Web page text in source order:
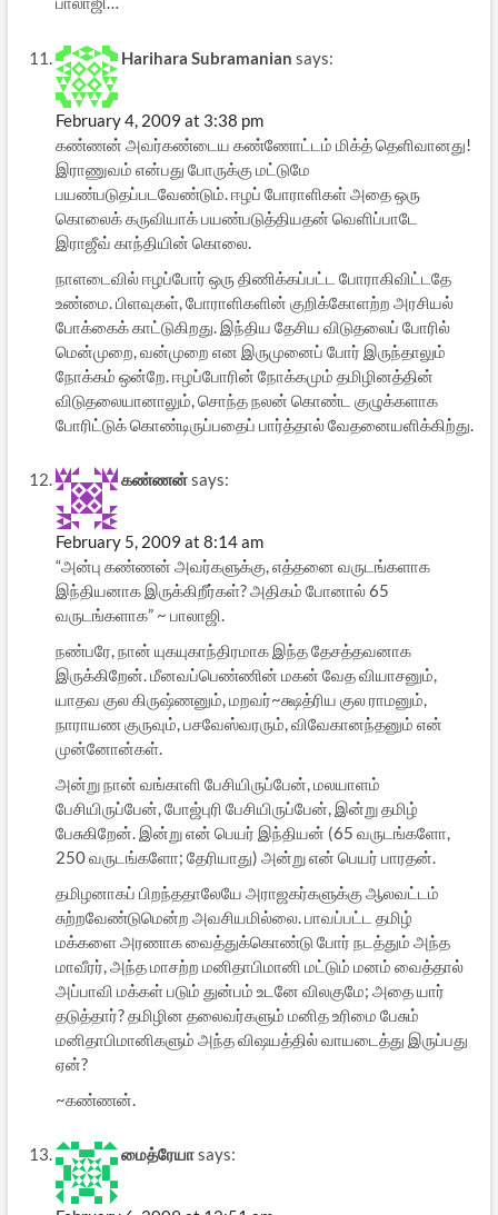
Harihara Subramanian says:
February 4, 2009 at 3:38 pm
கண்ணன் அவர்கண்டைய கண்ணோட்டம் மிக்த் தெளிவானது!
இராணுவம் என்பது போருக்கு மட்டுமே
பயண்படுதப்படவேண்டும். ஈழப் போராளிகள் அதை ஒரு
கொலைக் கருவியாக் பயண்படுத்தியதன் வெளிப்பாடே
இராஜீவ் காந்தியின் கொலை.
நாளடைவில் ஈழப்போர் ஒரு திணிக்கப்பட்ட போராகிவிட்டதே
உண்மை. பிளவுகள், போராளிகளின் குறிக்கோளற்ற அரசியல்
போக்கைக் காட்டுகிறது. இந்திய தேசிய விடுதலைப் போரில்
மென்முறை, வன்முறை என இருமுனைப் போர் இருந்தாலும்
நோக்கம் ஒன்றே. ஈழப்போரின் நோக்கமும் தமிழினத்தின்
விடுதலையானாலும், சொந்த நலன் கொண்ட குழுக்களாக
போரிட்டுக் கொண்டிருப்பதைப் பார்த்தால் வேதனையளிக்கிற்து.
கண்ணன்says:
February 5, 2009 at 8:14 am
“அன்பு கண்ணன் அவர்களுக்கு, எத்தனை வருடங்களாக
இந்தியனாக இருக்கிறீர்கள்? அதிகம் போனால் 65
வருடங்களாக” ~ பாலாஜி.
நண்பரே, நான் யுகயுகாந்திரமாக இந்த தேசத்தவனாக
இருக்கிறேன். மீனவப்பெண்ணின் மகன் வேத வியாசனும்,
யாதவ குல கிருஷ்ணனும், மறவர்~க்ஷத்ரிய குல ராமனும்,
நாராயண குருவும், பசவேஸ்வரரும், விவேகானந்தனும் என்
முன்னோன்கள்.
அன்று நான் வங்காளி பேசியிருப்பேன், மலயாளம்
பேசியிருப்பேன், போஜ்புரி பேசியிருப்பேன், இன்று தமிழ்
பேசுகிறேன். இன்று என் பெயர் இந்தியன் (65 வருடங்களோ,
250 வருடங்களோ; தேரியாது) அன்று என் பெயர் பாரதன்.
தமிழனாகப் பிறந்ததாலேயே அராஜகர்களுக்கு ஆலவட்டம்
சுற்றவேண்டுமென்ற அவசியமில்லை. பாவப்பட்ட தமிழ்
மக்களை அரணாக வைத்துக்கொண்டு போர் நடத்தும் அந்த
மாவீரர், அந்த மாசற்ற மனிதாபிமானி மட்டும் மனம் வைத்தால்
அப்பாவி மக்கள் படும் துன்பம் உடனே விலகுமே; அதை யார்
தடுத்தார்? தமிழின தலைவர்களும் மனித உரிமை பேசும்
மனிதாபிமானிகளும் அந்த விஷயத்தில் வாயடைத்து இருப்பது
ஏன்?
~கண்ணன்.
மைத்ரேயாsays: